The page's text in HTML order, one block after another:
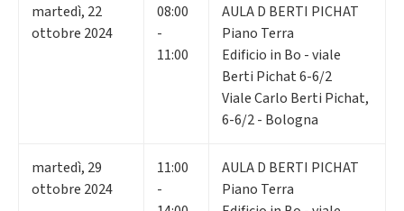
martedì, 22
ottobre 2024
08:00
-
11:00
AULA D BERTI PICHAT
Piano Terra
Edificio in Bo - viale
Berti Pichat 6-6/2
Viale Carlo Berti Pichat,
6-6/2 - Bologna
martedì, 29
ottobre 2024
11:00
-
AULA D BERTI PICHAT
Piano Terra